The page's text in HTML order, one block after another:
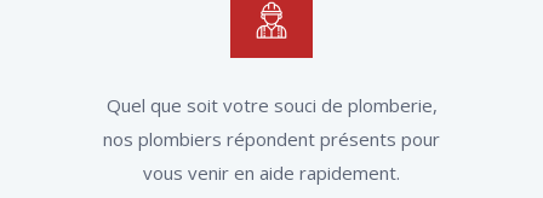
Quel que soit votre souci de plomberie,
nos plombiers répondent présents pour
vous venir en aide rapidement.